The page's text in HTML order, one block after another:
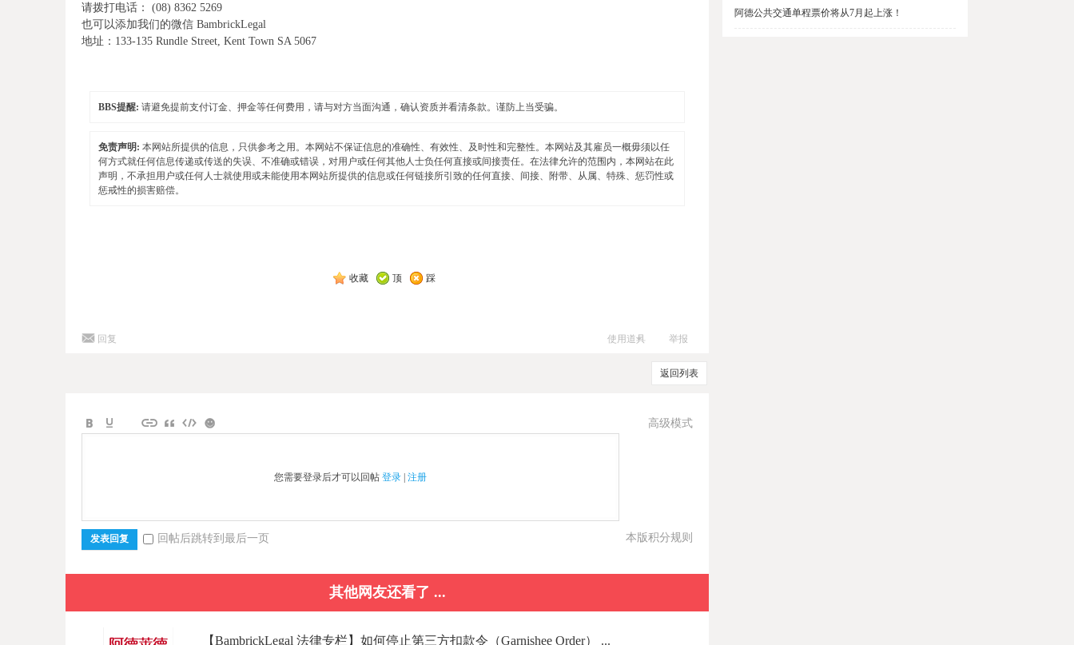
请拨打电话：
(08) 8362 5269
也可以添加我们的微信 BambrickLegal
地址： 133-135 Rundle Street, Kent Town SA 5067
BBS提醒: 请避免提前支付订金、押金等任何费用，请与对方当面沟通，确认资质并看清条款。谨防上当受骗。
免责声明: 本网站所提供的信息，只供参考之用。本网站不保证信息的准确性、有效性、及时性和完整性。本网站及其雇员一概毋须以任
何方式就任何信息传递或传送的失误、不准确或错误，对用户或任何其他人士负任何直接或间接责任。在法律允许的范围内，本网站在此
声明，不承担用户或任何人士就使用或未能使用本网站所提供的信息或任何链接所引致的任何直接、间接、附带、从属、特殊、惩罚性或
惩戒性的损害赔偿。
收藏 顶 踩
回复 使用道具 举报
返回列表
高级模式
您需要登录后才可以回帖 登录 | 注册
本版积分规则
发表回复 回帖后跳转到最后一页
其他网友还看了 ...
【BambrickLegal 法律专栏】如何停止第三方扣款令（Garnishee Order） ...
阿德公共交通单程票价将从7月起上涨！